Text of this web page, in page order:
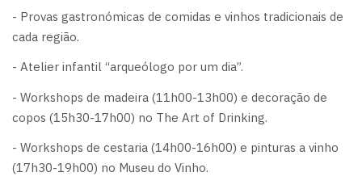
- Provas gastronómicas de comidas e vinhos tradicionais de
cada região.
- Atelier infantil “arqueólogo por um dia”.
- Workshops de madeira (11h00-13h00) e decoração de
copos (15h30-17h00) no The Art of Drinking.
- Workshops de cestaria (14h00-16h00) e pinturas a vinho
(17h30-19h00) no Museu do Vinho.